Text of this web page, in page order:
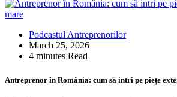
Podcastul Antreprenorilor
March 25, 2026
4 minutes Read
Antreprenor în România: cum să intri pe piețe